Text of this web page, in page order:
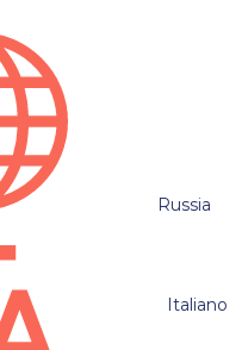
Russia
Italiano